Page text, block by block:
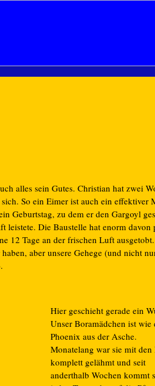
alles sein Gutes. Christian hat zwei
So ein Eimer ist auch ein effektiver
Geburtstag, zu dem er den Gargoyl
leistete. Die Baustelle hat enorm davon
12 Tage an der frischen Luft ausgetobt.
aber unsere Gehege (und nicht
Hier geschieht gerade ein
Unser Boramädchen ist wie
Phoenix aus der Asche.
Monatelang war sie mit den
komplett gelähmt und seit
anderthalb Wochen kommt